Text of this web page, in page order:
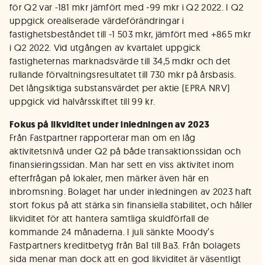
för Q2 var -181 mkr jämfört med ‑99 mkr i Q2 2022. I Q2
uppgick orealiserade värdeförändringar i
fastighetsbeståndet till -1 503 mkr, jämfört med +865 mkr
i Q2 2022. Vid utgången av kvartalet uppgick
fastigheternas marknadsvärde till 34,5 mdkr och det
rullande förvaltningsresultatet till 730 mkr på årsbasis.
Det långsiktiga substansvärdet per aktie (EPRA NRV)
uppgick vid halvårsskiftet till 99 kr.
Fokus på likviditet under inledningen av 2023
Från Fastpartner rapporterar man om en låg
aktivitetsnivå under Q2 på både transaktionssidan och
finansieringssidan. Man har sett en viss aktivitet inom
efterfrågan på lokaler, men märker även här en
inbromsning. Bolaget har under inledningen av 2023 haft
stort fokus på att stärka sin finansiella stabilitet, och håller
likviditet för att hantera samtliga skuldförfall de
kommande 24 månaderna. I juli sänkte Moody’s
Fastpartners kreditbetyg från Ba1 till Ba3. Från bolagets
sida menar man dock att en god likviditet är väsentligt